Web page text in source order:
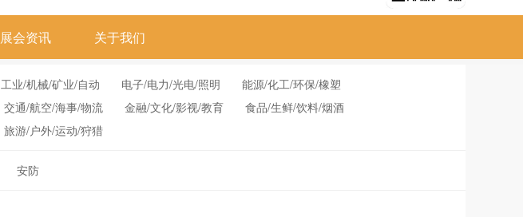
展会资讯 关于我们
工业/机械/矿业/自动 电子/电力/光电/照明
能源/化工/环保/橡塑
交通/航空/海事/物流 金融/文化/影视/教育
食品/生鲜/饮料/烟酒
旅游/户外/运动/狩猎
安防